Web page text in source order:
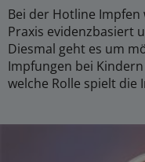
Bei der Hotline
Praxis evidenzbasiert
Diesmal geht es um
Impfungen bei
welche Rolle spielt die